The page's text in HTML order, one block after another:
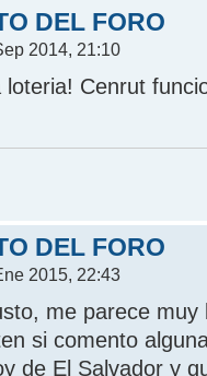
DEL FORO
2014, 21:10
Cenrut
DEL FORO
2015, 22:43
me parece
si comento
de El Salvador y